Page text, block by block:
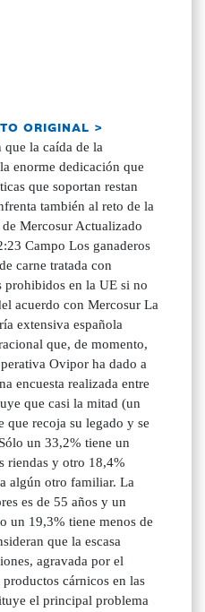
ORIGINAL >
que la caída de la
enorme dedicación que
que soportan restan
también al reto de la
Mercosur Actualizado
Campo Los ganaderos
carne tratada con
prohibidos en la UE si no
acuerdo con Mercosur La
extensiva española
que, de momento,
Ovipor ha dado a
encuesta realizada entre
que casi la mitad (un
que recoja su legado y se
un 33,2% tiene un
riendas y otro 18,4%
algún otro familiar. La
es de 55 años y un
un 19,3% tiene menos de
que la escasa
agravada por el
cárnicos en las
el principal problema